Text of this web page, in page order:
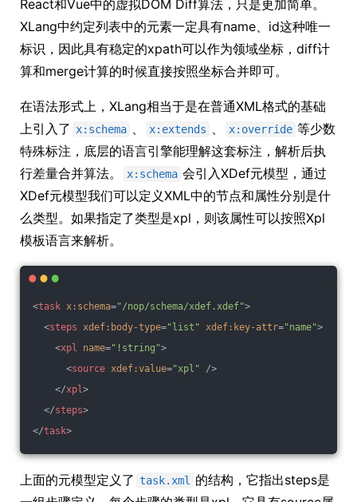
React和Vue中的虚拟DOM Diff算法，只是更加简单。
XLang中约定列表中的元素一定具有name、id这种唯一
标识，因此具有稳定的xpath可以作为领域坐标，diff计
算和merge计算的时候直接按照坐标合并即可。
在语法形式上，XLang相当于是在普通XML格式的基础
上引入了 x:schema 、 x:extends 、 x:override 等少数
特殊标注，底层的语言引擎能理解这套标注，解析后执
行差量合并算法。
x:schema 会引入XDef元模型，通过
XDef元模型我们可以定义XML中的节点和属性分别是什
么类型。如果指定了类型是xpl，则该属性可以按照Xpl
模板语言来解析。
<task x:schema="/nop/schema/xdef.xdef">
<steps xdef:body-type="list" xdef:key-attr="name">
<xpl name="!string">
<source xdef:value="xpl" />
</xpl>
</steps>
</task>
上面的元模型定义了 task.xml
的结构，它指出steps是